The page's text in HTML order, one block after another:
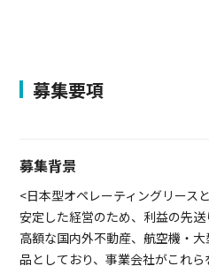
募集要項
募集背景
<日本型オペレーティングリース
安定した経営のため、利益の先送
高額な国内外不動産、航空機・
品としており、事業会社がこれ